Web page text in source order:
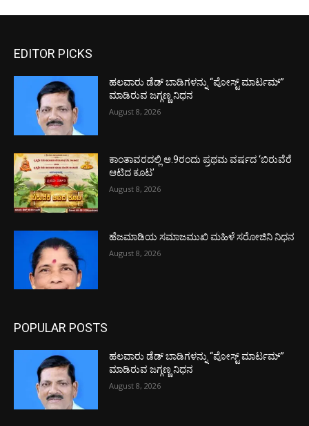
EDITOR PICKS
ಹಲವಾರು ಡೆಡ್ ಬಾಡಿಗಳನ್ನು “ಪೋಸ್ಟ್ ಮಾರ್ಟಮ್”
ಮಾಡಿರುವ ಜಗ್ಗಣ್ಣ ನಿಧನ
August 8, 2026
ಕಾಂತಾವರದಲ್ಲಿ ಆ.9ರಂದು ಪ್ರಥಮ ವರ್ಷದ ‘ಬಿರುವೆರೆ
ಆಟಿದ ಕೂಟ’
August 8, 2026
ಹೆಜಮಾಡಿಯ ಸಮಾಜಮುಖಿ ಮಹಿಳೆ ಸರೋಜಿನಿ ನಿಧನ
August 8, 2026
POPULAR POSTS
ಹಲವಾರು ಡೆಡ್ ಬಾಡಿಗಳನ್ನು “ಪೋಸ್ಟ್ ಮಾರ್ಟಮ್”
ಮಾಡಿರುವ ಜಗ್ಗಣ್ಣ ನಿಧನ
August 8, 2026